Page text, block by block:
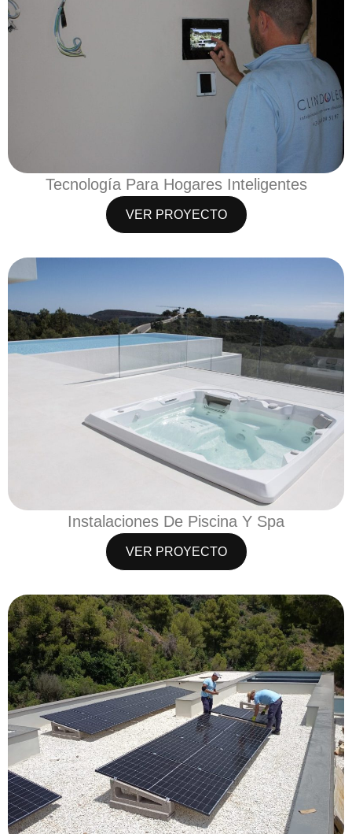
Tecnología Para Hogares Inteligentes
VER PROYECTO
Instalaciones De Piscina Y Spa
VER PROYECTO